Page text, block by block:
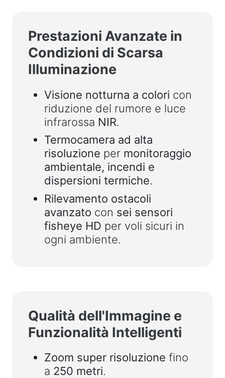
Prestazioni Avanzate in
Condizioni di Scarsa
Illuminazione
Visione notturna a colori con
riduzione del rumore e luce
infrarossa NIR.
Termocamera ad alta
risoluzione per monitoraggio
ambientale, incendi e
dispersioni termiche.
Rilevamento ostacoli
avanzato con sei sensori
fisheye HD per voli sicuri in
ogni ambiente.
Qualità dell'Immagine e
Funzionalità Intelligenti
Zoom super risoluzione fino
a 250 metri.